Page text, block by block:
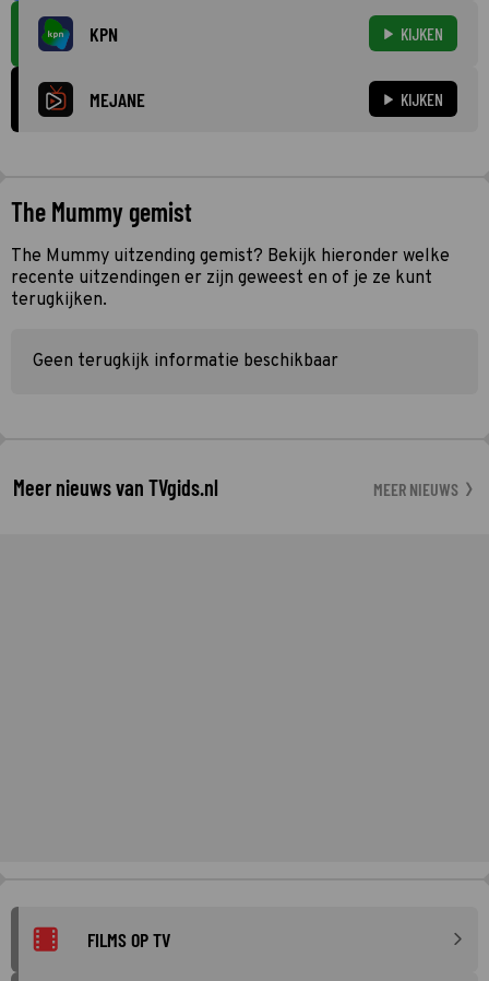
KPN KIJKEN
MEJANE KIJKEN
The Mummy gemist
The Mummy uitzending gemist? Bekijk hieronder welke
recente uitzendingen er zijn geweest en of je ze kunt
terugkijken.
Geen terugkijk informatie beschikbaar
Meer nieuws van TVgids.nl MEER NIEUWS
FILMS OP TV